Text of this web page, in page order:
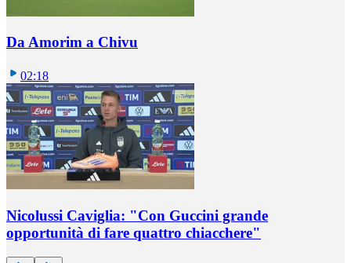
Da Amorim a Chivu
02:18
Nicolussi Caviglia: "Con Guccini grande
opportunità di fare quattro chiacchere"